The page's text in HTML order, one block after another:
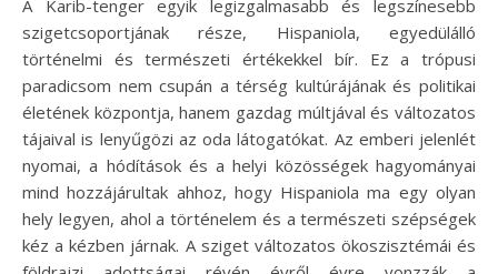
A Karib-tenger egyik legizgalmasabb és legszínesebb
szigetcsoportjának része, Hispaniola, egyedülálló
történelmi és természeti értékekkel bír. Ez a trópusi
paradicsom nem csupán a térség kultúrájának és politikai
életének központja, hanem gazdag múltjával és változatos
tájaival is lenyűgözi az oda látogatókat. Az emberi jelenlét
nyomai, a hódítások és a helyi közösségek hagyományai
mind hozzájárultak ahhoz, hogy Hispaniola ma egy olyan
hely legyen, ahol a történelem és a természeti szépségek
kéz a kézben járnak. A sziget változatos ökoszisztémái és